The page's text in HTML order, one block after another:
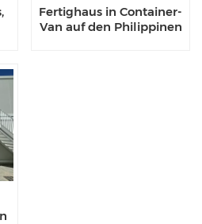
Fertighaus in Container-
Van auf den Philippinen